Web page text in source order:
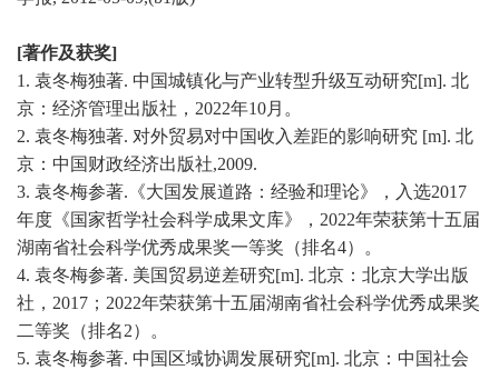
[著作及获奖]
1. 袁冬梅独著. 中国城镇化与产业转型升级互动研究[m]. 北
京：经济管理出版社，2022年10月。
2. 袁冬梅独著. 对外贸易对中国收入差距的影响研究 [m]. 北
京：中国财政经济出版社,2009.
3. 袁冬梅参著.《大国发展道路：经验和理论》，入选2017
年度《国家哲学社会科学成果文库》，2022年荣获第十五届
湖南省社会科学优秀成果奖一等奖（排名4）。
4. 袁冬梅参著. 美国贸易逆差研究[m]. 北京：北京大学出版
社，2017；2022年荣获第十五届湖南省社会科学优秀成果奖
二等奖（排名2）。
5. 袁冬梅参著. 中国区域协调发展研究[m]. 北京：中国社会